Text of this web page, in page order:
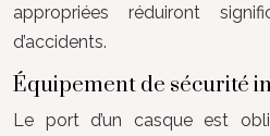
appropriées réduiront
d’accidents.
Équipement de sécurité
Le port d’un casque est